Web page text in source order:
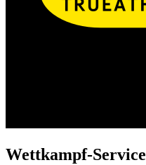
Wettkampf-Service